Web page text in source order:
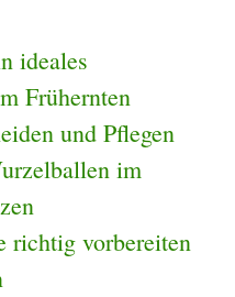
ideales
Frühernten
und Pflegen
im
richtig vorbereiten